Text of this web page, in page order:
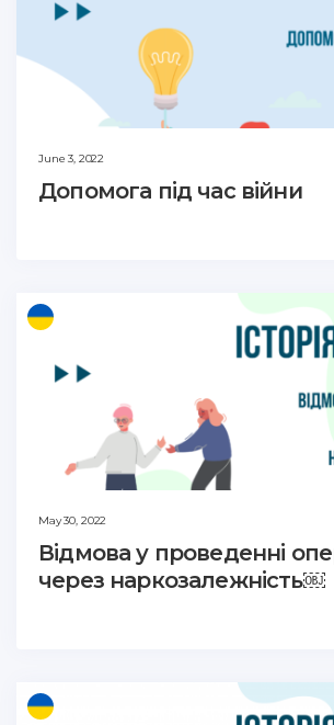
June 3, 2022
Допомога під час війни
May 30, 2022
Відмова у проведенні
через наркозалежність￼